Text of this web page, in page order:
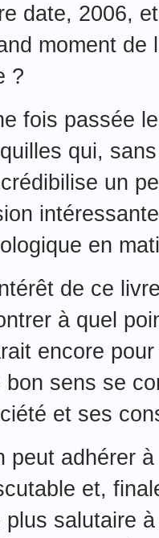
date, 2006,
moment de
?
fois passée
qui,
un
en
de ce
à quel
encore
bon sens se
et ses
peut adhérer
et,
plus salutaire à